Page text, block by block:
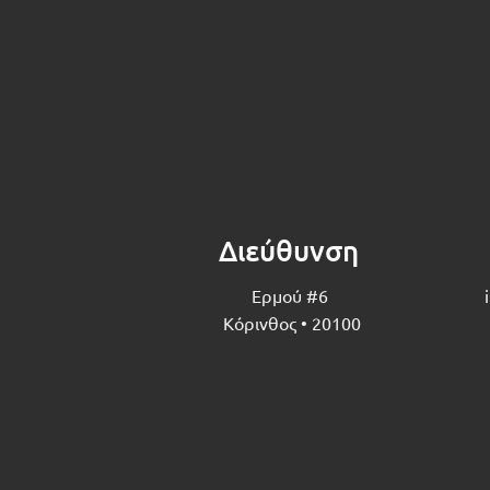
Διεύθυνση
Ερμού #6
Κόρινθος • 20100